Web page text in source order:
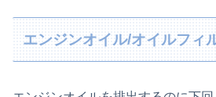
エンジンオイル/オイルフィ